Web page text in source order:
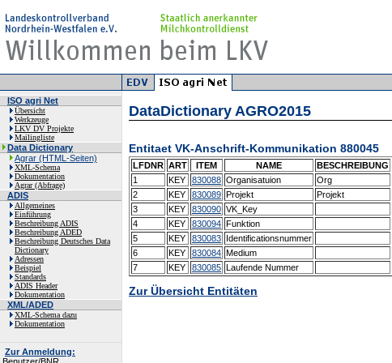
ISO agri Net
Übersicht
Werkzeuge
LKV DV Projekte
Mailingliste
Data Dictionary
Agrar (HTML-Seiten)
XML-Schema
Dokumentation
Agrar (Abfrage)
ADIS
Allgemeines
Einführung
Beschreibung ADIS
Beschreibung ADED
Beschreibung Deutsches Data
Dictionary
Adressen
Beispiel
Standards
ADIS Header
Dokumentation
XML/ADED
XML-Schema dazu
Dokumentation
Zur Anmeldung:
DataDictionary AGRO2015
Entitaet VK-Anschrift-Kommunikation 880045
LFDNR ART ITEM NAME BESCHREIBUNG
1
KEY 830088 Organisatuion Org
2
KEY 830089 Projekt Projekt
3
KEY 830090 VK_Key
4
KEY 830094 Funktion
5
KEY 830083 Identificationsnummer
6
KEY 830084 Medium
7
KEY 830085 Laufende Nummer
Zur Übersicht Entitäten